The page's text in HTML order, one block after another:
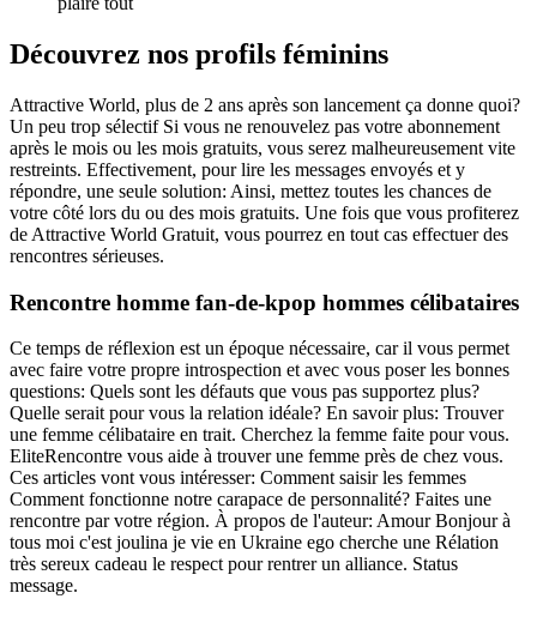
Découvrez nos profils féminins
Attractive World, plus de 2 ans après son lancement ça donne quoi?
Un peu trop sélectif Si vous ne renouvelez pas votre abonnement
après le mois ou les mois gratuits, vous serez malheureusement vite
restreints. Effectivement, pour lire les messages envoyés et y
répondre, une seule solution: Ainsi, mettez toutes les chances de
votre côté lors du ou des mois gratuits. Une fois que vous profiterez
de Attractive World Gratuit, vous pourrez en tout cas effectuer des
rencontres sérieuses.
Rencontre homme fan-de-kpop hommes célibataires
Ce temps de réflexion est un époque nécessaire, car il vous permet
avec faire votre propre introspection et avec vous poser les bonnes
questions: Quels sont les défauts que vous pas supportez plus?
Quelle serait pour vous la relation idéale? En savoir plus: Trouver
une femme célibataire en trait. Cherchez la femme faite pour vous.
EliteRencontre vous aide à trouver une femme près de chez vous.
Ces articles vont vous intéresser: Comment saisir les femmes
Comment fonctionne notre carapace de personnalité? Faites une
rencontre par votre région. À propos de l'auteur: Amour Bonjour à
tous moi c'est joulina je vie en Ukraine ego cherche une Rélation
très sereux cadeau le respect pour rentrer un alliance. Status
message.